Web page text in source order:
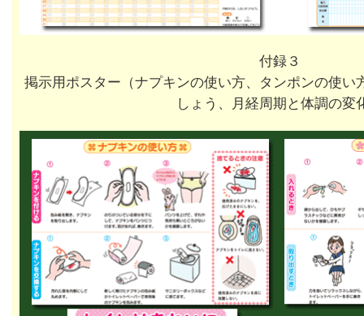
付録３
掲示用ポスター（ナプキンの使い方、タンポンの使い
しょう、月経周期と体調の変